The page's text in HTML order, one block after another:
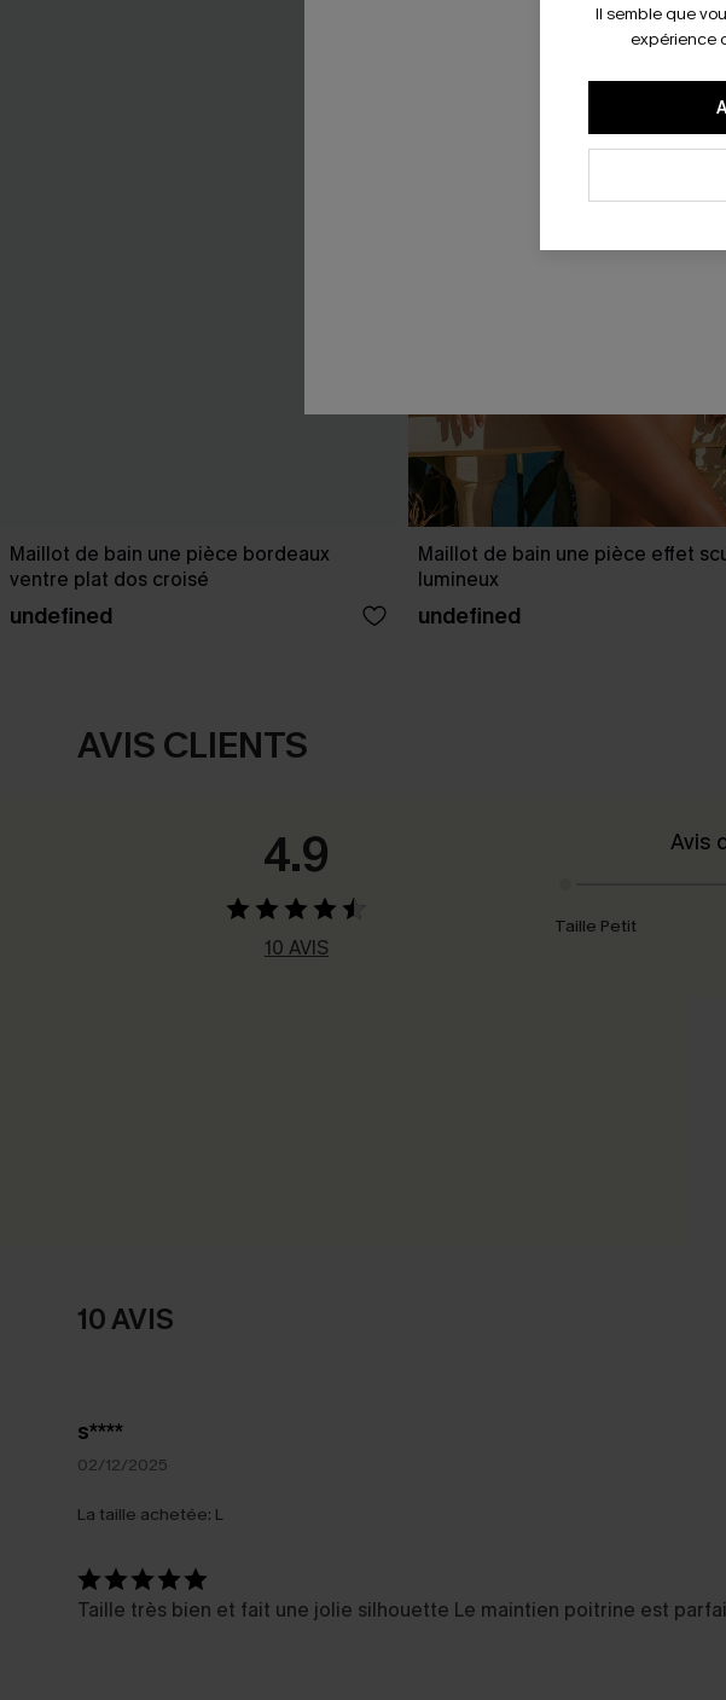
Maillot de bain une pièce bordeaux
ventre plat dos croisé
undefined
Maillot de bain une pièce effet
lumineux
undefined
AVIS CLIENTS
4.9
10 AVIS
Avis
Taille Petit
10 AVIS
s****
02/12/2025
La taille achetée: L
Taille très bien et fait une jolie silhouette Le maintien poitrine est
Il semble que
expérience